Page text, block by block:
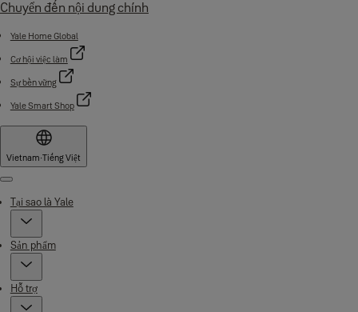
Chuyển đến nội dung chính
Yale Home Global
Cơ hội việc làm
Sự bền vững
Yale Smart Shop
Vietnam·Tiếng Việt
Menu
Tại sao là Yale
Sản phẩm
Hỗ trợ